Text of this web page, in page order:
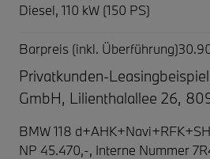
Diesel, 110 kW (150 PS)
Barpreis (inkl. Überführung)
Privatkunden-
GmbH, Lilienthalallee 26,
BMW 118
NP 45.470,-, Interne Nummer